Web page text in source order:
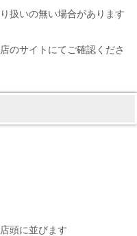
扱いの無い場合があります
のサイトにてご確認くださ
頭に並びます